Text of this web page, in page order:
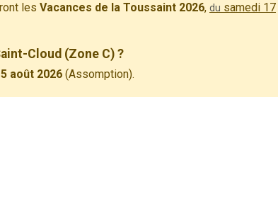
les Vacances de la Toussaint 2026, du samedi 17
Cloud (Zone C) ?
août 2026 (Assomption).